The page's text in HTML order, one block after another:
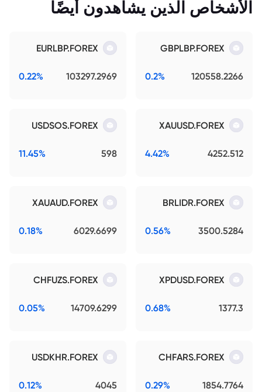
الأشخاص الذين يشاهدون أيضًا
GBPLBP.FOREX
120558.2266
0.2%
EURLBP.FOREX
103297.2969
0.22%
XAUUSD.FOREX
4252.512
4.42%
USDSOS.FOREX
598
11.45%
BRLIDR.FOREX
3500.5284
0.56%
XAUAUD.FOREX
6029.6699
0.18%
XPDUSD.FOREX
1377.3
0.68%
CHFUZS.FOREX
14709.6299
0.05%
CHFARS.FOREX
1854.7764
0.29%
USDKHR.FOREX
4045
0.12%